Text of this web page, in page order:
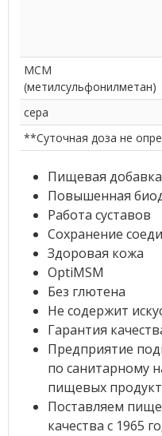
МСМ
(метилсульфонилметан)
сера
**Суточная доза не
Пищевая добавка
Повышенная
Работа суставов
Сохранение
Здоровая кожа
OptiMSM
Без глютена
Не содержит
Гарантия
Предприятие
по санитарному
пищевых
Поставляем
качества с 1965